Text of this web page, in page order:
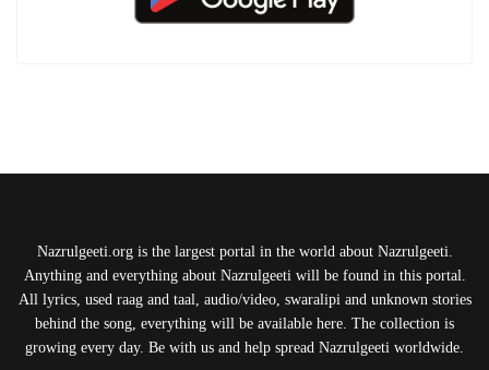
Nazrulgeeti.org is the largest portal in the world about Nazrulgeeti.
Anything and everything about Nazrulgeeti will be found in this portal.
All lyrics, used raag and taal, audio/video, swaralipi and unknown stories
behind the song, everything will be available here. The collection is
growing every day. Be with us and help spread Nazrulgeeti worldwide.